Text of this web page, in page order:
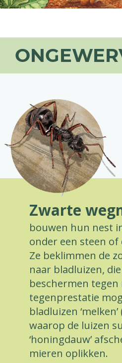
Zwarte
bouwen hun nest
onder een steen
Ze beklimmen de
naar bladluizen,
beschermen tegen
tegenprestatie
bladluizen
waarop de luizen
‘honingdauw’
mieren oplikken.